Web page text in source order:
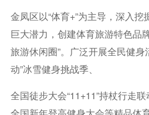
金凤区以“体育+”为主导，深入
巨大潜力，创建体育旅游特色品
旅游休闲圈”。广泛开展全民健
动”冰雪健身挑战季、
全国徒步大会“11+11”持杖行走联